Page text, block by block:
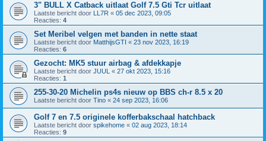
3" BULL X Catback uitlaat Golf 7.5 Gti Tcr uitlaat
Laatste bericht door LL7R « 05 dec 2023, 09:05
Reacties: 4
Set Meribel velgen met banden in nette staat
Laatste bericht door MatthijsGTI « 23 nov 2023, 16:19
Reacties: 6
Gezocht: MK5 stuur airbag & afdekkapje
Laatste bericht door JUUL « 27 okt 2023, 15:16
Reacties: 1
255-30-20 Michelin ps4s nieuw op BBS ch-r 8.5 x 20
Laatste bericht door Tino « 24 sep 2023, 16:06
Golf 7 en 7.5 originele kofferbakschaal hatchback
Laatste bericht door spikehome « 02 aug 2023, 18:14
Reacties: 9